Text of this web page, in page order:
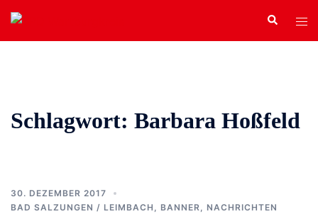
Zum
Inhalt
springen
Search
Schlagwort: Barbara Hoßfeld
30. DEZEMBER 2017
BAD SALZUNGEN / LEIMBACH
BANNER NACHRICHTEN